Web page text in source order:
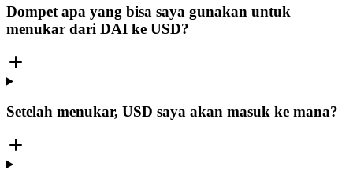
Dompet apa yang bisa saya gunakan untuk
menukar dari DAI ke USD?
Setelah menukar, USD saya akan masuk ke mana?